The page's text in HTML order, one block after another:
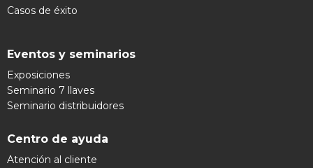
Casos de éxito
Eventos y seminarios
Exposiciones
Seminario 7 llaves
Seminario distribuidores
Centro de ayuda
Atención al cliente